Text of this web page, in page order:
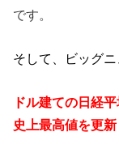
です。
そして、ビッグニ
ドル建ての日経
史上最高値を更新